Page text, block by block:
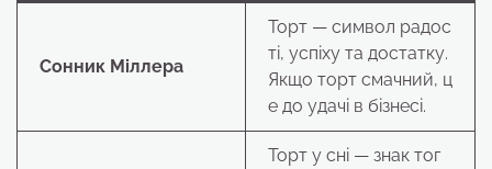
Сонник Міллера
Торт — символ радос
ті, успіху та достатку.
Якщо торт смачний, ц
е до удачі в бізнесі.
Торт у сні — знак тог